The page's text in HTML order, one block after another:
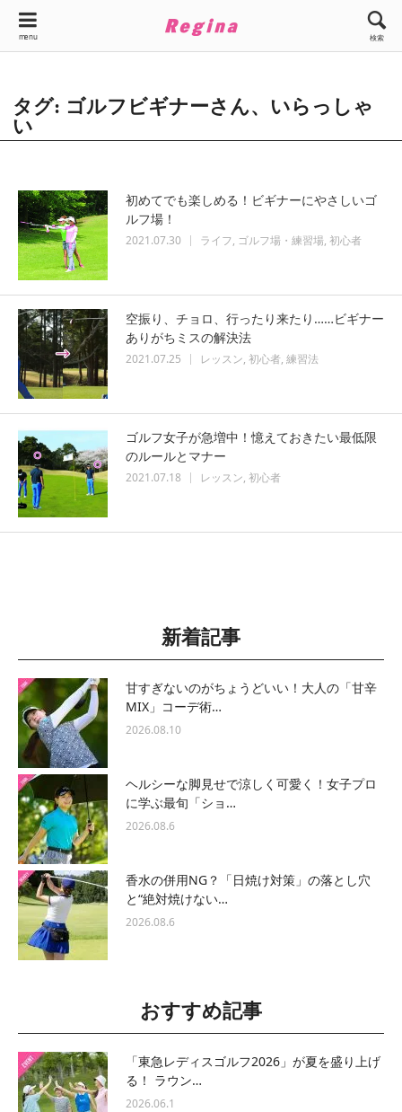
menu 検索
タグ: ゴルフビギナーさん、いらっしゃ
い
初めてでも楽しめる！ビギナーにやさしいゴ
ルフ場！
2021.07.30 ライフ ゴルフ場・練習場 初心者
空振り、チョロ、行ったり来たり……ビギナー
ありがちミスの解決法
2021.07.25 レッスン 初心者 練習法
ゴルフ女子が急増中！憶えておきたい最低限
のルールとマナー
2021.07.18 レッスン 初心者
新着記事
甘すぎないのがちょうどいい！大人の「甘辛
MIX」コーデ術…
2026.08.10
ヘルシーな脚見せで涼しく可愛く！女子プロ
に学ぶ最旬「ショ…
2026.08.6
香水の併用NG？「日焼け対策」の落とし穴
と“絶対焼けない…
2026.08.6
おすすめ記事
「東急レディスゴルフ2026」が夏を盛り上げ
る！ ラウン…
2026.06.1